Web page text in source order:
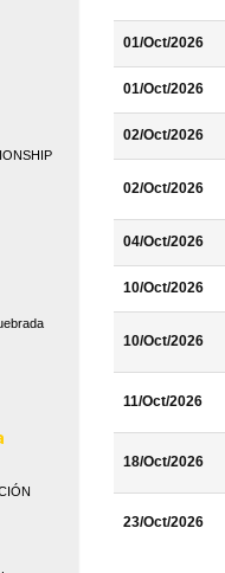
01/Oct/2026
01/Oct/2026
02/Oct/2026
02/Oct/2026
04/Oct/2026
10/Oct/2026
10/Oct/2026
11/Oct/2026
18/Oct/2026
23/Oct/2026